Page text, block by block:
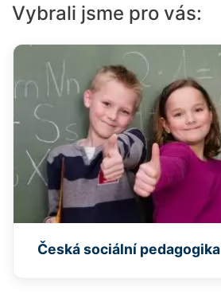
Vybrali jsme pro vás:
Česká sociální pedagogika